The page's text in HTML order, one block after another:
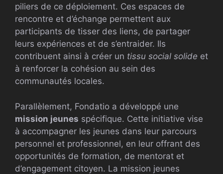
piliers de ce déploiement. Ces espaces de
rencontre et d’échange permettent aux
participants de tisser des liens, de partager
leurs expériences et de s’entraider. Ils
contribuent ainsi à créer un tissu social solide et
à renforcer la cohésion au sein des
communautés locales.
Parallèlement, Fondatio a développé une
mission jeunes spécifique. Cette initiative vise
à accompagner les jeunes dans leur parcours
personnel et professionnel, en leur offrant des
opportunités de formation, de mentorat et
d’engagement citoyen. La mission jeunes